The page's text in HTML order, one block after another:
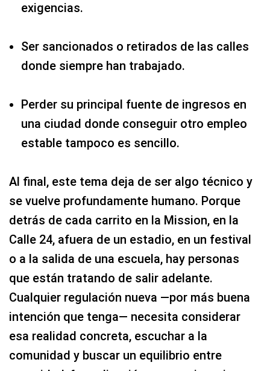
exigencias.
Ser sancionados o retirados de las calles
donde siempre han trabajado.
Perder su principal fuente de ingresos en
una ciudad donde conseguir otro empleo
estable tampoco es sencillo.
Al final, este tema deja de ser algo técnico y
se vuelve profundamente humano. Porque
detrás de cada carrito en la Mission, en la
Calle 24, afuera de un estadio, en un festival
o a la salida de una escuela, hay personas
que están tratando de salir adelante.
Cualquier regulación nueva —por más buena
intención que tenga— necesita considerar
esa realidad concreta, escuchar a la
comunidad y buscar un equilibrio entre